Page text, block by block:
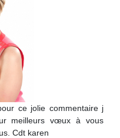
ce jolie commentaire j
meilleurs vœux à vous
Cdt karen